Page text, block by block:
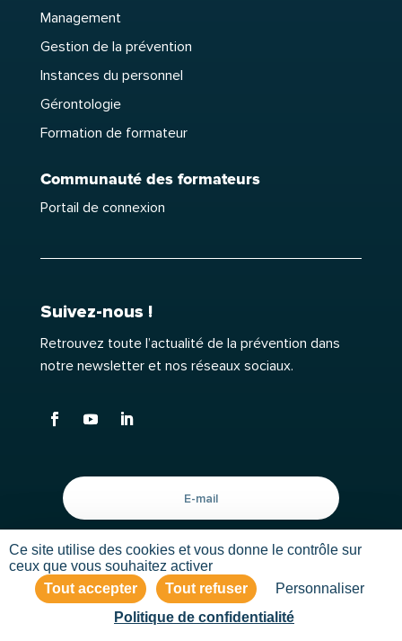
Management
Gestion de la prévention
Instances du personnel
Gérontologie
Formation de formateur
Communauté des formateurs
Portail de connexion
Suivez-nous !
Retrouvez toute l’actualité de la prévention dans
notre newsletter et nos réseaux sociaux.
Go !
Ce site utilise des cookies et vous donne le contrôle sur
ceux que vous souhaitez activer
Tout accepter
Tout refuser
Personnaliser
Politique de confidentialité